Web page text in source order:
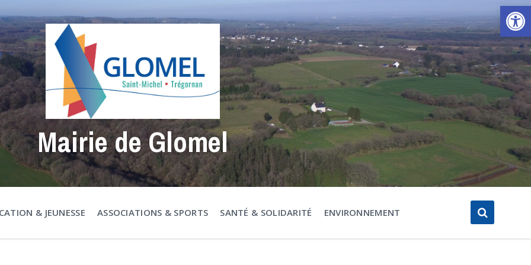
Ouvrir la barre d’outils
Mairie de Glomel
& JEUNESSE ASSOCIATIONS & SPORTS SANTÉ & SOLIDARITÉ ENVIRONNEMENT